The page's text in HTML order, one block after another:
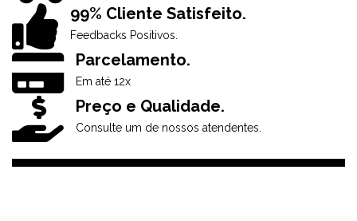
99% Cliente Satisfeito.
Feedbacks Positivos.
Parcelamento.
Em até 12x
Preço e Qualidade.
Consulte um de nossos atendentes.